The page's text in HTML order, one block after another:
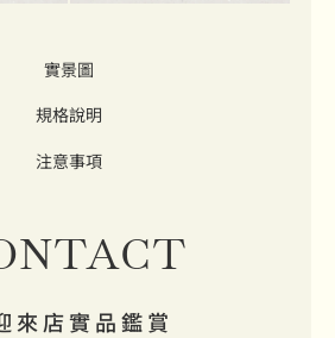
實景圖
規格說明
注意事項
來店實品鑑賞